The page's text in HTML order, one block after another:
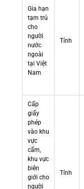
Gia hạn
tạm trú
cho
người
nước
ngoài
tại Việt
Nam
Tỉnh
Cấp
giấy
phép
vào khu
vực
cấm,
khu vực
biên
giới cho
người
Tỉnh